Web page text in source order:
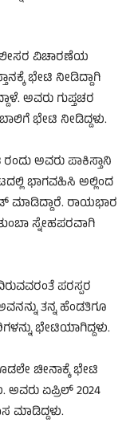
ವಿಚಾರಣೆಯ
ಭೇಟಿ ನೀಡಿದ್ದಾಗಿ
ಅವರು ಗುಪ್ತಚರ
ಭೇಟಿ ನೀಡಿದ್ದಳು.
ಅವರು ಪಾಕಿಸ್ತಾನಿ
ಭಾಗವಹಿಸಿ ಅಲ್ಲಿಂದ
ರಾಯಭಾರ
ಸ್ನೇಹಪರವಾಗಿ
ಪರಸ್ಪರ
ತನ್ನ ಹೆಂಡತಿಗೂ
ಭೇಟಿಯಾಗಿದ್ದಳು.
ಚೀನಾಕ್ಕೆ ಭೇಟಿ
ಅವರು ಏಪ್ರಿಲ್ 2024
ಮಾಡಿದ್ದಳು.